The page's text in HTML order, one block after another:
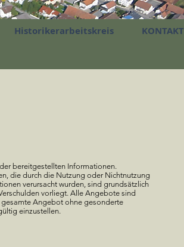
Historikerarbeitskreis KONTAKT
bereitgestellten Informationen.
die durch die Nutzung oder Nichtnutzung
verursacht wurden, sind grundsätzlich
vorliegt. Alle Angebote sind
gesamte Angebot ohne gesonderte
einzustellen.